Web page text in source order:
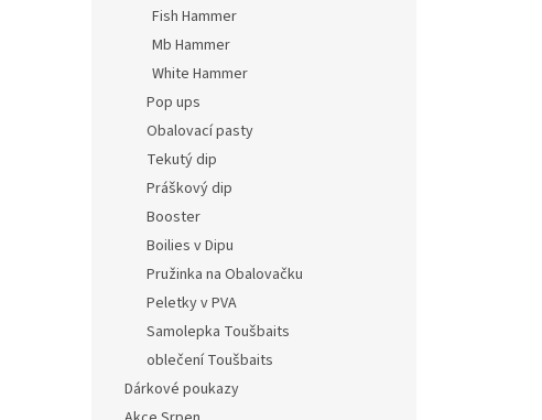
Fish Hammer
Mb Hammer
White Hammer
Pop ups
Obalovací pasty
Tekutý dip
Práškový dip
Booster
Boilies v Dipu
Pružinka na Obalovačku
Peletky v PVA
Samolepka Toušbaits
oblečení Toušbaits
Dárkové poukazy